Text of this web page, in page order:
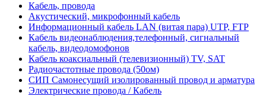
Кабель, провода
Акустический, микрофонный кабель
Информационный кабель LAN (витая пара) UTP, FTP
Кабель видеонаблюдения,телефонный, сигнальный
кабель, видеодомофонов
Кабель коаксиальный (телевизионный) TV, SAT
Радиочастотные провода (50ом)
СИП Самонесущий изолированный провод и арматура
Электрические провода / Кабель